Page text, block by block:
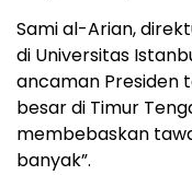
Sami al-Arian,
di Universitas
ancaman Presiden
besar di Timur
membebaskan
banyak”.